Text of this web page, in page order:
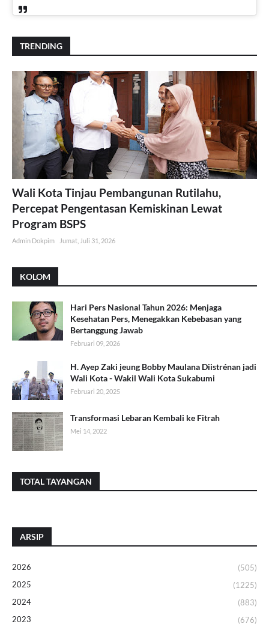
TRENDING
Wali Kota Tinjau Pembangunan Rutilahu,
Percepat Pengentasan Kemiskinan Lewat
Program BSPS
Admin Dokpim Jumat, Juli 31, 2026
KOLOM
Hari Pers Nasional Tahun 2026: Menjaga
Kesehatan Pers, Menegakkan Kebebasan yang
Bertanggung Jawab
Februari 09, 2026
H. Ayep Zaki jeung Bobby Maulana Diistrénan jadi
Wali Kota - Wakil Wali Kota Sukabumi
Februari 20, 2025
Transformasi Lebaran Kembali ke Fitrah
Mei 14, 2022
TOTAL TAYANGAN
ARSIP
2026
(505)
2025
(1225)
2024
(883)
2023
(676)